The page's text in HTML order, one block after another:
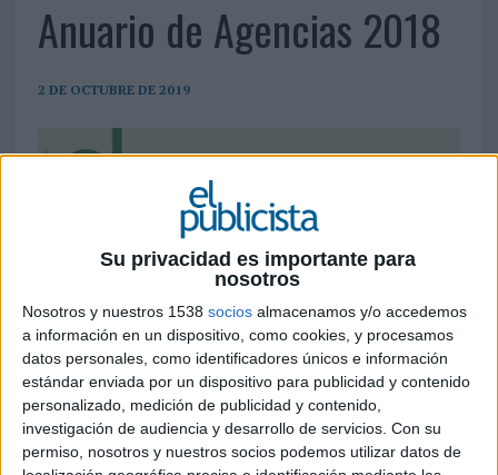
Su privacidad es importante para
nosotros
Nosotros y nuestros 1538 socios almacenamos y/o accedemos
a información en un dispositivo, como cookies, y procesamos
datos personales, como identificadores únicos e información
estándar enviada por un dispositivo para publicidad y contenido
personalizado, medición de publicidad y contenido,
investigación de audiencia y desarrollo de servicios. Con su
permiso, nosotros y nuestros socios podemos utilizar datos de
Anuario de Agencias 2018
2 DE OCTUBRE DE 2019